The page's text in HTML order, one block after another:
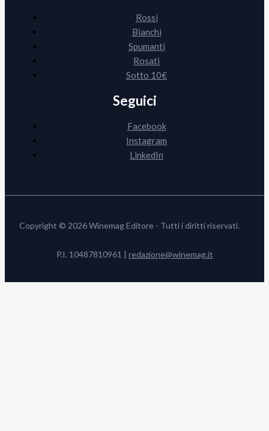
Rossi
Bianchi
Spumanti
Rosati
Sotto 10€
Seguici
Facebook
Instagram
LinkedIn
Copyright © 2026 Winemag Editore - Tutti i diritti riservati.
P.I. 10487810961 | redazione@winemag.it